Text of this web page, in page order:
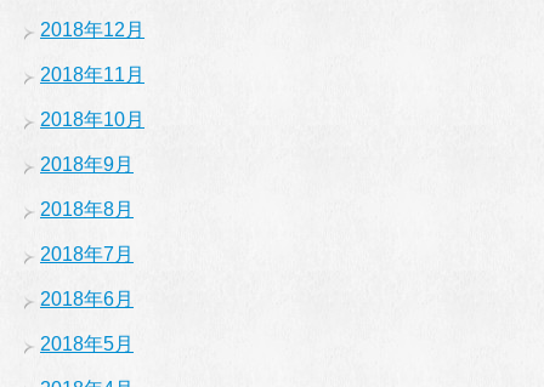
2018年12月
2018年11月
2018年10月
2018年9月
2018年8月
2018年7月
2018年6月
2018年5月